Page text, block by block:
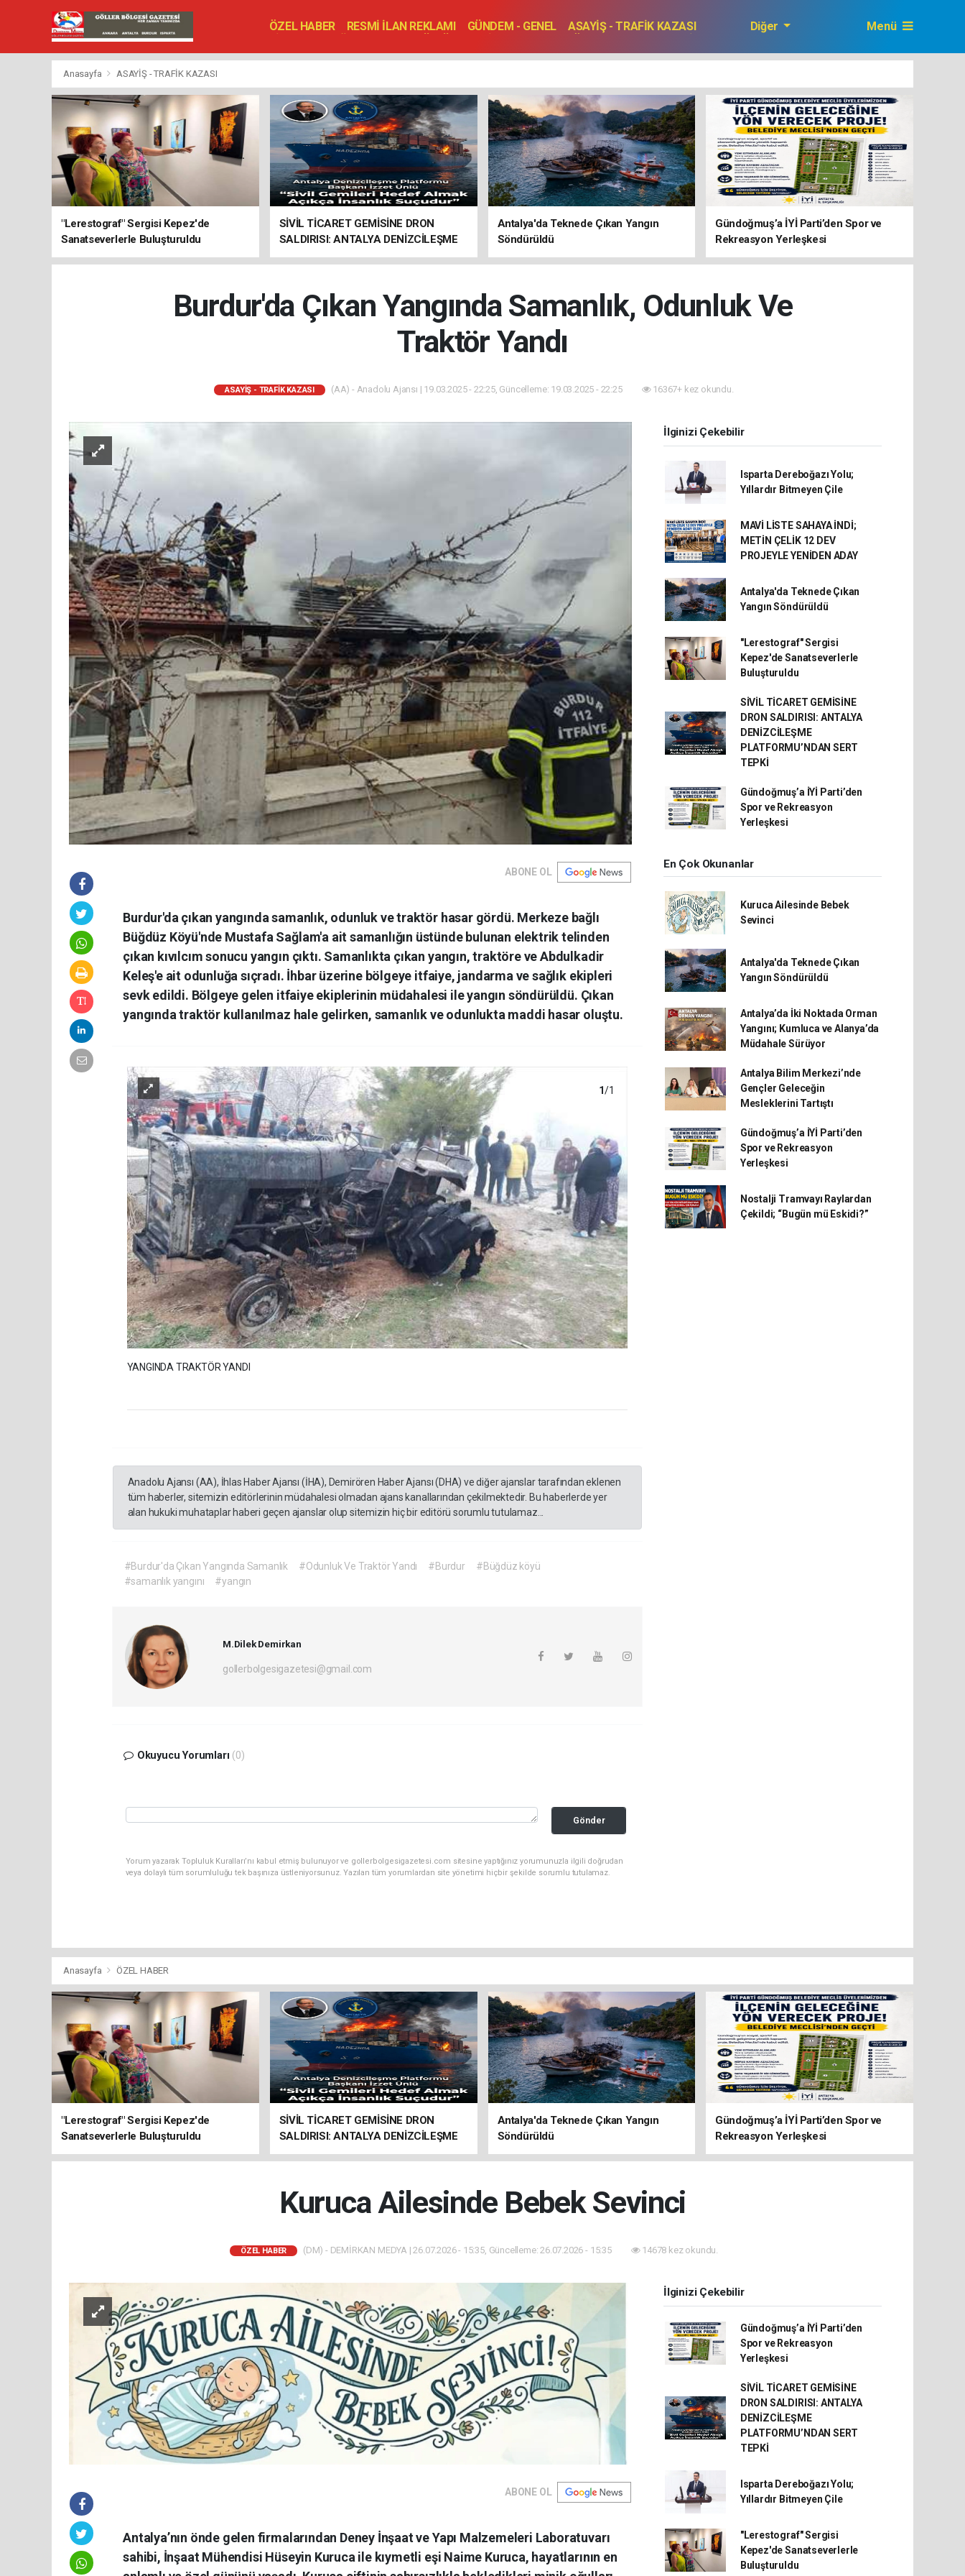
ÖZEL HABER RESMİ İLAN REKLAMI GÜNDEM - GENEL
ASAYİŞ - TRAFİK KAZASI
VEFAT EDENLER
TOPLANTI - DÜĞÜN
Diğer Menü
Anasayfa ASAYİŞ - TRAFİK KAZASI
"Lerestograf" Sergisi Kepez'de
Sanatseverlerle Buluşturuldu
SİVİL TİCARET GEMİSİNE DRON
SALDIRISI: ANTALYA DENİZCİLEŞME
PLATFORMU’NDAN SERT TEPKİ
Antalya'da Teknede Çıkan Yangın
Söndürüldü
Gündoğmuş’a İYİ Parti’den Spor ve
Rekreasyon Yerleşkesi
Burdur'da Çıkan Yangında Samanlık, Odunluk Ve
Traktör Yandı
ASAYİŞ - TRAFİK KAZASI (AA) - Anadolu Ajansı | 19.03.2025 - 22:25, Güncelleme: 19.03.2025 - 22:25 16367+ kez okundu.
ABONE OL
Burdur'da çıkan yangında samanlık, odunluk ve traktör hasar gördü. Merkeze bağlı
Büğdüz Köyü'nde Mustafa Sağlam'a ait samanlığın üstünde bulunan elektrik telinden
çıkan kıvılcım sonucu yangın çıktı. Samanlıkta çıkan yangın, traktöre ve Abdulkadir
Keleş'e ait odunluğa sıçradı. İhbar üzerine bölgeye itfaiye, jandarma ve sağlık ekipleri
sevk edildi. Bölgeye gelen itfaiye ekiplerinin müdahalesi ile yangın söndürüldü. Çıkan
yangında traktör kullanılmaz hale gelirken, samanlık ve odunlukta maddi hasar oluştu.
1/1
YANGINDA TRAKTÖR YANDI
Anadolu Ajansı (AA), İhlas Haber Ajansı (İHA), Demirören Haber Ajansı (DHA) ve diğer ajanslar tarafından eklenen
tüm haberler, sitemizin editörlerinin müdahalesi olmadan ajans kanallarından çekilmektedir. Bu haberlerde yer
alan hukuki muhataplar haberi geçen ajanslar olup sitemizin hiç bir editörü sorumlu tutulamaz...
#Burdur'da Çıkan Yangında Samanlık #Odunluk Ve Traktör Yandı #Burdur
#Büğdüz köyü
#samanlık yangını
#yangın
M.Dilek Demirkan
gollerbolgesigazetesi@gmail.com
Okuyucu Yorumları (0)
Gönder
Yorum yazarak Topluluk Kuralları’nı kabul etmiş bulunuyor ve gollerbolgesigazetesi.com sitesine yaptığınız yorumunuzla ilgili doğrudan
veya dolaylı tüm sorumluluğu tek başınıza üstleniyorsunuz. Yazılan tüm yorumlardan site yönetimi hiçbir şekilde sorumlu tutulamaz.
İlginizi Çekebilir
Isparta Dereboğazı Yolu;
Yıllardır Bitmeyen Çile
MAVİ LİSTE SAHAYA İNDİ;
METİN ÇELİK 12 DEV
PROJEYLE YENİDEN ADAY
Antalya'da Teknede Çıkan
Yangın Söndürüldü
"Lerestograf" Sergisi
Kepez'de Sanatseverlerle
Buluşturuldu
SİVİL TİCARET GEMİSİNE
DRON SALDIRISI: ANTALYA
DENİZCİLEŞME
PLATFORMU’NDAN SERT
TEPKİ
Gündoğmuş’a İYİ Parti’den
Spor ve Rekreasyon
Yerleşkesi
En Çok Okunanlar
Kuruca Ailesinde Bebek
Sevinci
Antalya'da Teknede Çıkan
Yangın Söndürüldü
Antalya’da İki Noktada Orman
Yangını; Kumluca ve Alanya’da
Müdahale Sürüyor
Antalya Bilim Merkezi’nde
Gençler Geleceğin
Mesleklerini Tartıştı
Gündoğmuş’a İYİ Parti’den
Spor ve Rekreasyon
Yerleşkesi
Nostalji Tramvayı Raylardan
Çekildi; “Bugün mü Eskidi?”
Anasayfa ÖZEL HABER
"Lerestograf" Sergisi Kepez'de
Sanatseverlerle Buluşturuldu
SİVİL TİCARET GEMİSİNE DRON
SALDIRISI: ANTALYA DENİZCİLEŞME
PLATFORMU’NDAN SERT TEPKİ
Antalya'da Teknede Çıkan Yangın
Söndürüldü
Gündoğmuş’a İYİ Parti’den Spor ve
Rekreasyon Yerleşkesi
Kuruca Ailesinde Bebek Sevinci
ÖZEL HABER (DM) - DEMİRKAN MEDYA | 26.07.2026 - 15:35, Güncelleme: 26.07.2026 - 15:35 14678 kez okundu.
ABONE OL
Antalya’nın önde gelen firmalarından Deney İnşaat ve Yapı Malzemeleri Laboratuvarı
sahibi, İnşaat Mühendisi Hüseyin Kuruca ile kıymetli eşi Naime Kuruca, hayatlarının en
İlginizi Çekebilir
Gündoğmuş’a İYİ Parti’den
Spor ve Rekreasyon
Yerleşkesi
SİVİL TİCARET GEMİSİNE
DRON SALDIRISI: ANTALYA
DENİZCİLEŞME
PLATFORMU’NDAN SERT
TEPKİ
Isparta Dereboğazı Yolu;
Yıllardır Bitmeyen Çile
"Lerestograf" Sergisi
Kepez'de Sanatseverlerle
Buluşturuldu